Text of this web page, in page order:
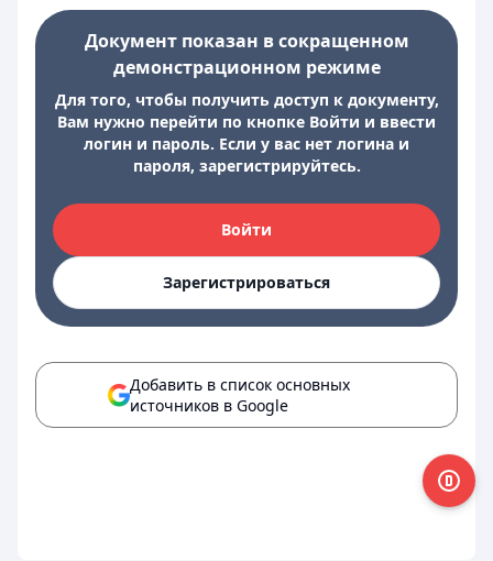
Документ показан в сокращенном
демонстрационном режиме
Для того, чтобы получить доступ к документу,
Вам нужно перейти по кнопке Войти и ввести
логин и пароль. Если у вас нет логина и
пароля, зарегистрируйтесь.
Войти
Зарегистрироваться
Добавить в список основных
источников в Google